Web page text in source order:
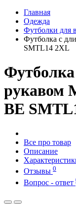
Главная
Одежда
Футболки для
Футболка с
SMTL14 2XL
рукавом
BE
Все про товар
Описание
Отзывы 0
Вопрос - ответ